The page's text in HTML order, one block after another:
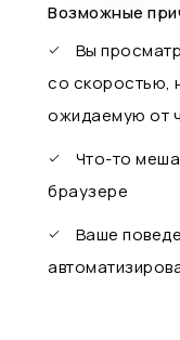
Возможные
Вы
со скоростью,
ожидаемую от
Что-то
браузере
Ваше